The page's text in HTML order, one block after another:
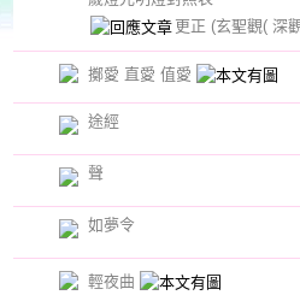
更正 (玄聖觀( 深
擲愛 直愛 值愛
途經
聲
如夢令
輕夜曲